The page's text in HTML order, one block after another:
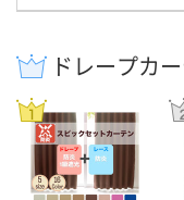
ドレープカ